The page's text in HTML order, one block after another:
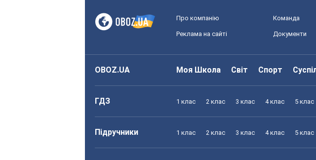
Про компанію Команда
Реклама на сайті Документи
OBOZ.UA Моя Школа Світ Спорт
ГДЗ 1 клас 2 клас 3 клас 4 клас 5 клас
Підручники 1 клас 2 клас 3 клас 4 клас 5 клас